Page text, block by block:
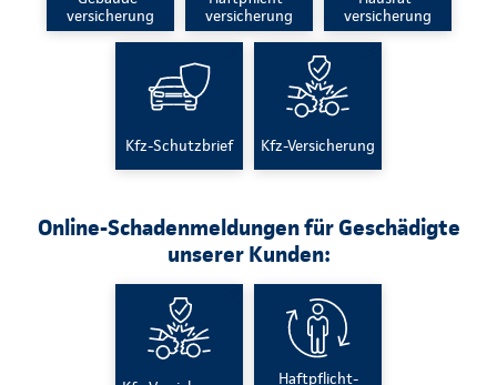
versicherung
versicherung
versicherung
Kfz-Schutzbrief Kfz-Versicherung
Online-Schadenmeldungen für Geschädigte
unserer Kunden:
Haftpflicht-